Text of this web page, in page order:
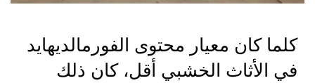
كلما كان معيار محتوى الفورمالديهايد
في الأثاث الخشبي أقل، كان ذلك